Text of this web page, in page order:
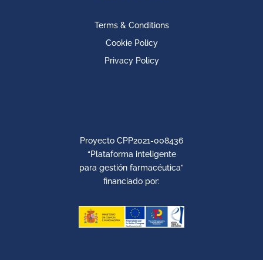
Terms & Conditions
Cookie Policy
Privacy Policy
Proyecto CPP2021-008436
“Plataforma inteligente
para gestión farmacéutica”
financiado por: